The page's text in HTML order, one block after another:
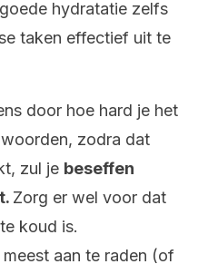
hydratatie zelfs
taken effectief uit te
door hoe hard je het
zodra dat
zul je beseffen
Zorg er wel voor dat
koud is.
aan te raden (of